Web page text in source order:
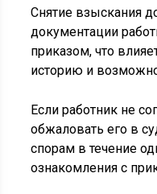
Снятие взыскания
документации
приказом, что
историю и
Если работник не
обжаловать его в
спорам в течение
ознакомления с